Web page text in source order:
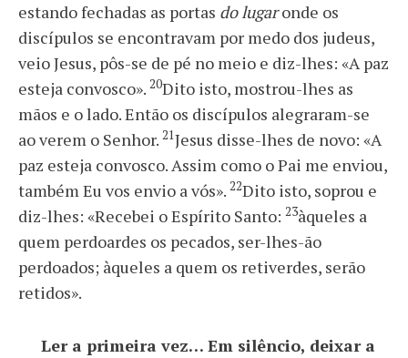
estando fechadas as portas do lugaronde os
discípulos se encontravam por medo dos judeus,
veio Jesus, pôs-se de pé no meio e diz-lhes: «A paz
esteja convosco». 20Dito isto, mostrou-lhes as
mãos e o lado. Então os discípulos alegraram-se
ao verem o Senhor. 21Jesus disse-lhes de novo: «A
paz esteja convosco. Assim como o Pai me enviou,
também Eu vos envio a vós». 22Dito isto, soprou e
diz-lhes: «Recebei o Espírito Santo: 23àqueles a
quem perdoardes os pecados, ser-lhes-ão
perdoados; àqueles a quem os retiverdes, serão
retidos».
Ler a primeira vez… Em silêncio, deixar a